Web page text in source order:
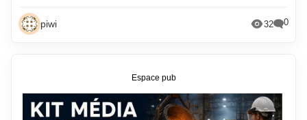
piwi 32 0
Espace pub